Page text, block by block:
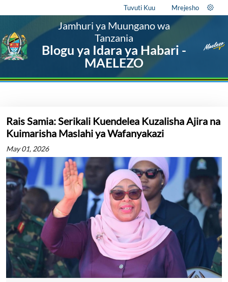
Tuvuti Kuu Mrejesho
Jamhuri ya Muungano wa
Tanzania
Blogu ya Idara ya Habari -
MAELEZO
Rais Samia: Serikali Kuendelea Kuzalisha Ajira na
Kuimarisha Maslahi ya Wafanyakazi
May 01, 2026